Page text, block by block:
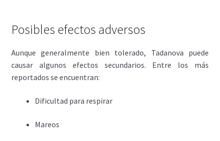
Posibles efectos adversos
Aunque generalmente bien tolerado, Tadanova puede
causar algunos efectos secundarios. Entre los más
reportados se encuentran:
Dificultad para respirar
Mareos